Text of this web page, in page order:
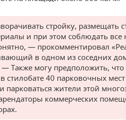
стройку, размещать
и при этом соблюдать
— прокомментировал
в одном из соседних
Также могу предположить, что
стилобате 40 парковочных мест
парковаться жители этой
коммерческих